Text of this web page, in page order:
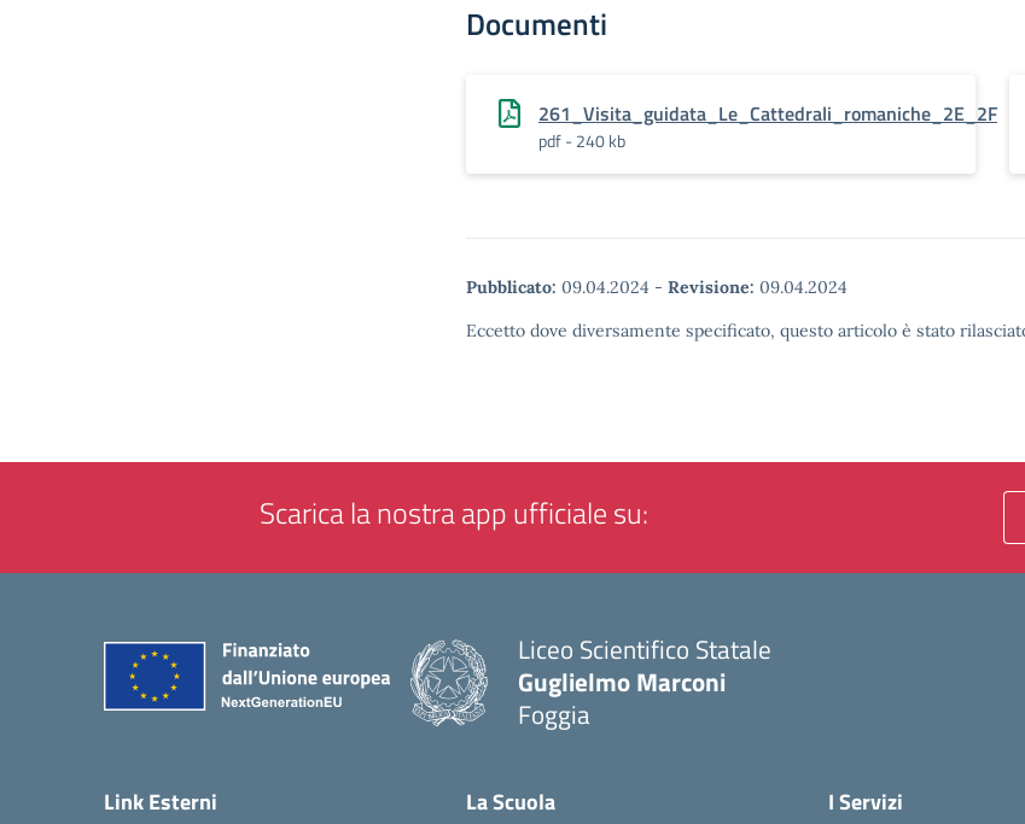
Documenti
261_Visita_guidata_Le_Cattedrali_romaniche_2E_2F
pdf - 240 kb
Pubblicato: 09.04.2024 - Revisione: 09.04.2024
Eccetto dove diversamente specificato, questo articolo è stato
Scarica la nostra app ufficiale su:
Liceo Scientifico Statale
Guglielmo Marconi
Foggia
Link Esterni La Scuola I Servizi